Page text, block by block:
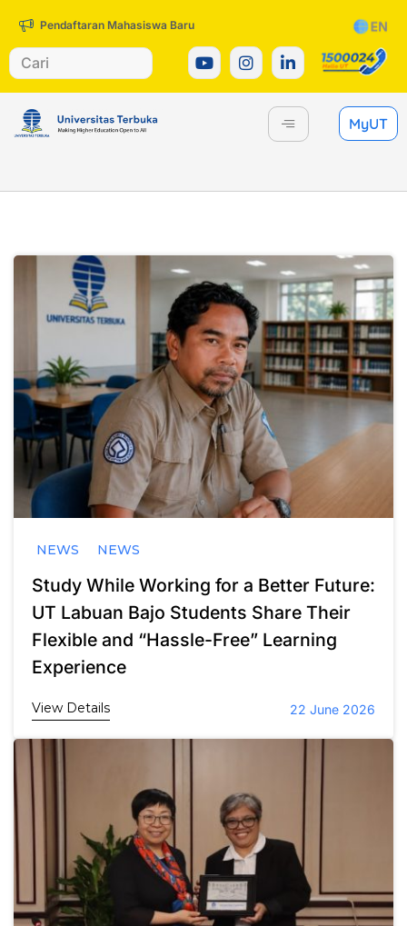
Pendaftaran Mahasiswa Baru
MyUT
NEWS NEWS
Study While Working for a Better Future:
UT Labuan Bajo Students Share Their
Flexible and “Hassle-Free” Learning
Experience
View Details 22 June 2026